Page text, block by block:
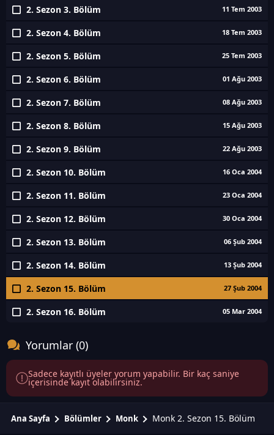
2. Sezon 3. Bölüm 11 Tem 2003
2. Sezon 4. Bölüm 18 Tem 2003
2. Sezon 5. Bölüm 25 Tem 2003
2. Sezon 6. Bölüm 01 Ağu 2003
2. Sezon 7. Bölüm 08 Ağu 2003
2. Sezon 8. Bölüm 15 Ağu 2003
2. Sezon 9. Bölüm 22 Ağu 2003
2. Sezon 10. Bölüm 16 Oca 2004
2. Sezon 11. Bölüm 23 Oca 2004
2. Sezon 12. Bölüm 30 Oca 2004
2. Sezon 13. Bölüm 06 Şub 2004
2. Sezon 14. Bölüm 13 Şub 2004
2. Sezon 15. Bölüm 27 Şub 2004
2. Sezon 16. Bölüm 05 Mar 2004
Yorumlar (0)
Sadece kayıtlı üyeler yorum yapabilir. Bir kaç saniye
içerisinde kayıt olabilirsiniz.
Ana Sayfa Bölümler Monk Monk 2. Sezon 15. Bölüm